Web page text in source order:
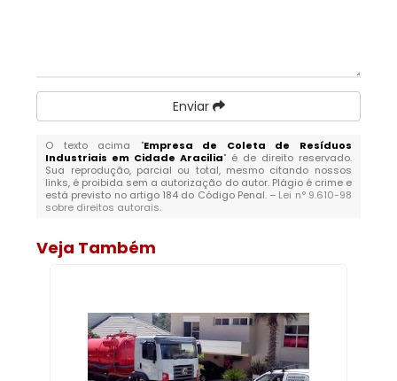
Enviar
O texto acima "Empresa de Coleta de Resíduos
Industriais em Cidade Aracilia" é de direito reservado.
Sua reprodução, parcial ou total, mesmo citando nossos
links, é proibida sem a autorização do autor. Plágio é crime e
está previsto no artigo 184 do Código Penal. – Lei n° 9.610-98
sobre direitos autorais.
Veja Também